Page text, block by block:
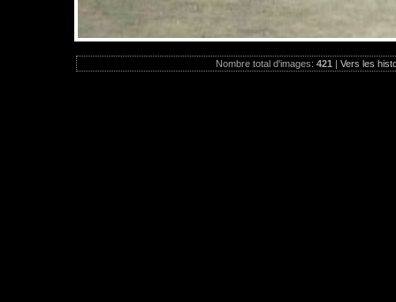
Nombre total d'images: 421 | Vers les